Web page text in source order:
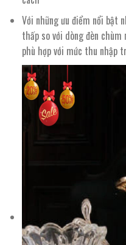
Với những ưu điểm nổi bật
thấp so với dòng đèn
phù hợp với mức thu nhập